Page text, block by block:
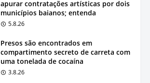
apurar contratações artísticas por dois
municípios baianos; entenda
5.8.26
Presos são encontrados em
compartimento secreto de carreta com
uma tonelada de cocaína
3.8.26